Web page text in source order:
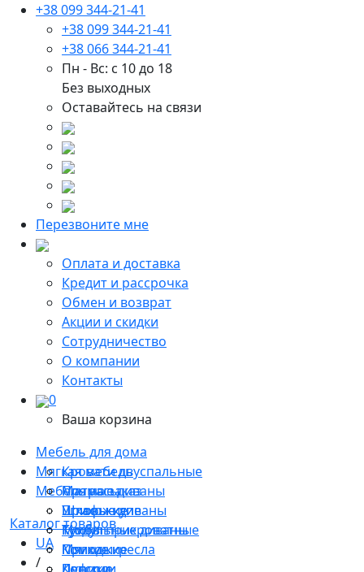
+38 099 344-21-41
+38 099 344-21-41
+38 066 344-21-41
Пн - Вс: с 10 до 18
Без выходных
Оставайтесь на связи
Перезвоните мне
Оплата и доставка
Кредит и рассрочка
Обмен и возврат
Акции и скидки
Сотрудничество
О компании
Контакты
0
Ваша корзина
Мебель для дома
Кровати двуспальные
Матрасы
Прихожие
Тумбы прикроватные
Комоды
Мягкая мебель
Прямые диваны
Угловые диваны
Модульные диваны
Мягкие кресла
Мебель на заказ
Шкафы-купе
Кухни
Прихожие
Каталог товаров
UA
/